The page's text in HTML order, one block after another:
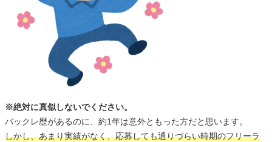
※絶対に真似しないでください。
バックレ歴があるのに、約1年は意外ともった方だと思います。
しかし、あまり実績がなく、応募しても通りづらい時期のフリーラ